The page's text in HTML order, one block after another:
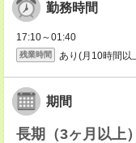
勤務時間
17:10～01:40
残業時間 あり(月10時間以
期間
長期（3ヶ月以上）